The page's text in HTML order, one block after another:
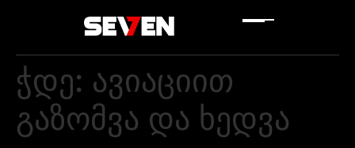
ჭდე: ავიაციით
გაზომვა და ხედვა